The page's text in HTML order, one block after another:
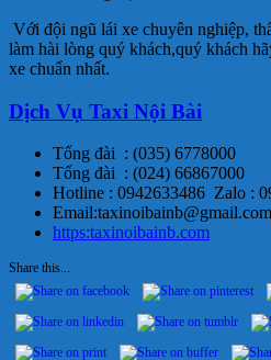
Với đội ngũ lái xe chuyên nghiệp,
làm hài lòng quý khách,quý khách
xe chuẩn nhất.
Dịch Vụ Taxi Nội Bài
Tổng đài : (035) 6778000
Tổng đài : (024) 66867000
Hotline : 0942633486 Zalo :
Email:taxinoibainb@gmail.com
https:taxinoibainb.com
Share this...